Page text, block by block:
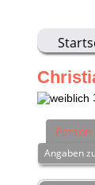
Person
Angaben